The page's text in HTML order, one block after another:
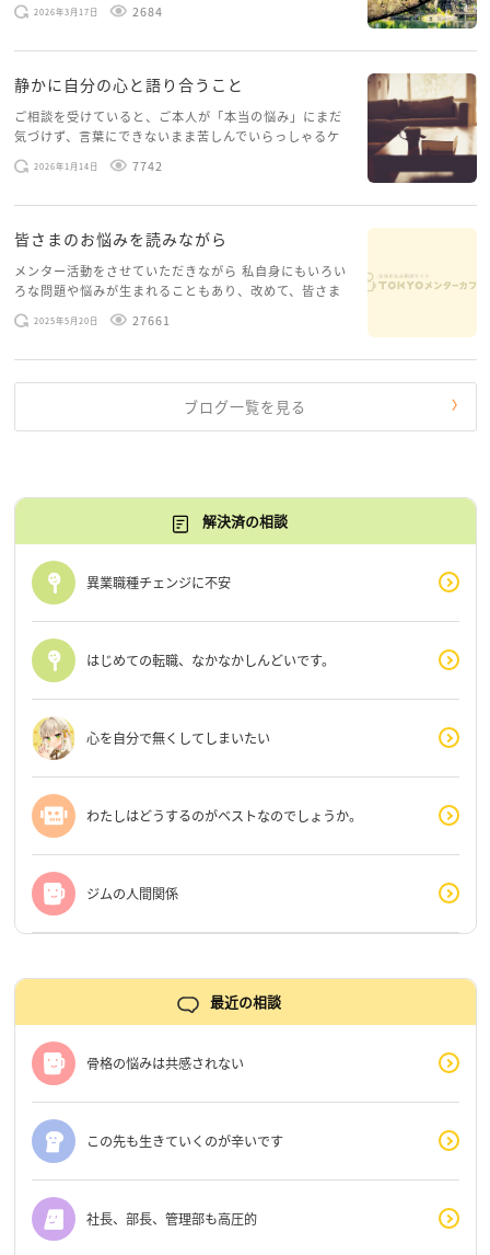
稿してみようと思います。少し自分のことを書いてみま
2026年3月17日 2684
静かに自分の心と語り合うこと
ご相談を受けていると、ご本人が「本当の悩み」にまだ
気づけず、言葉にできないまま苦しんでいらっしゃるケ
ースがありますお悩みというのは、心の深いところ（深
層心理）に触れることで、まったく違う角度から解決の
2026年1月14日 7742
皆さまのお悩みを読みながら
メンター活動をさせていただきながら 私自身にもいろい
ろな問題や悩みが生まれることもあり、改めて、皆さま
のお悩みを読みながら 「みんな、もがいてる。わたし
だけじゃないんだな」と、逆に励まされるような日々で
2025年5月20日 27661
ブログ一覧を見る
解決済の相談
異業職種チェンジに不安
はじめての転職、なかなかしんどいです。
心を自分で無くしてしまいたい
わたしはどうするのがベストなのでしょうか。
ジムの人間関係
最近の相談
骨格の悩みは共感されない
この先も生きていくのが辛いです
社長、部長、管理部も高圧的